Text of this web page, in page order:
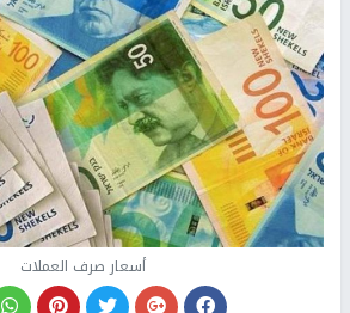
أسعار صرف العملات